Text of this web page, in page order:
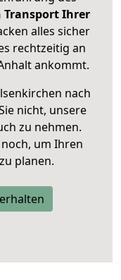
Transport Ihrer
alles sicher
rechtzeitig an
ankommt.
nach
nicht, unsere
zu nehmen.
um Ihren
zu planen.